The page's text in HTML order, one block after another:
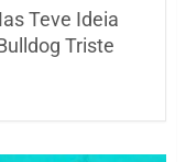
Teve Ideia
Triste